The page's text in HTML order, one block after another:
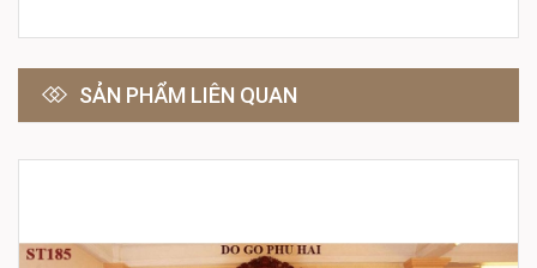
SẢN PHẨM LIÊN QUAN